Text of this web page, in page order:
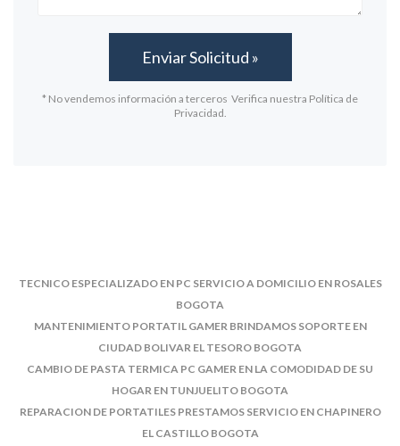
* No vendemos información a terceros Verifica nuestra Política de
Privacidad.
TECNICO ESPECIALIZADO EN PC SERVICIO A DOMICILIO EN ROSALES
BOGOTA
MANTENIMIENTO PORTATIL GAMER BRINDAMOS SOPORTE EN
CIUDAD BOLIVAR EL TESORO BOGOTA
CAMBIO DE PASTA TERMICA PC GAMER EN LA COMODIDAD DE SU
HOGAR EN TUNJUELITO BOGOTA
REPARACION DE PORTATILES PRESTAMOS SERVICIO EN CHAPINERO
EL CASTILLO BOGOTA